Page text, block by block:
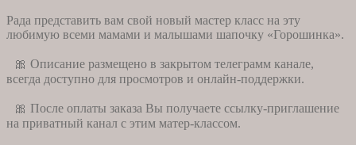
Рада представить вам свой новый мастер класс на эту
любимую всеми мамами и малышами шапочку «Горошинка».
🎀 Описание размещено в закрытом телеграмм канале,
всегда доступно для просмотров и онлайн-поддержки.
🎀 После оплаты заказа Вы получаете ссылку-приглашение
на приватный канал с этим матер-классом.